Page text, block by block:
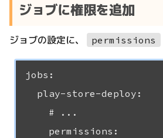
ジョブに権限を追加
ジョブの設定に、 permissions
jobs:
  play-store-deploy:
    # ...
    permissions: